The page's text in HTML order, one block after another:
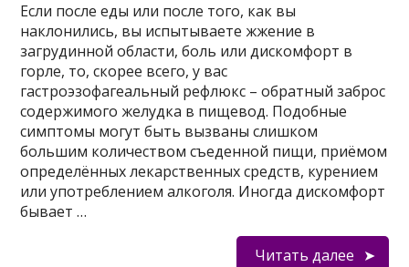
Если после еды или после того, как вы
наклонились, вы испытываете жжение в
загрудинной области, боль или дискомфорт в
горле, то, скорее всего, у вас
гастроэзофагеальный рефлюкс – обратный заброс
содержимого желудка в пищевод. Подобные
симптомы могут быть вызваны слишком
большим количеством съеденной пищи, приёмом
определённых лекарственных средств, курением
или употреблением алкоголя. Иногда дискомфорт
бывает …
Читать далее